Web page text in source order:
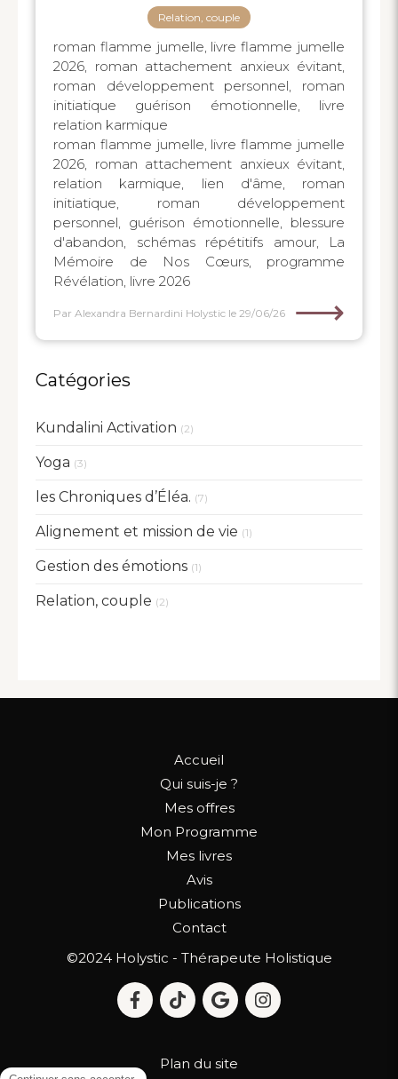
Relation, couple
roman flamme jumelle, livre flamme jumelle
2026, roman attachement anxieux évitant,
roman développement personnel, roman
initiatique guérison émotionnelle, livre
relation karmique
roman flamme jumelle, livre flamme jumelle
2026, roman attachement anxieux évitant,
relation karmique, lien d'âme, roman
initiatique, roman développement
personnel, guérison émotionnelle, blessure
d'abandon, schémas répétitifs amour, La
Mémoire de Nos Cœurs, programme
Révélation, livre 2026
Par Alexandra Bernardini Holystic le 29/06/26 ⟶
Catégories
Kundalini Activation (2)
Yoga (3)
les Chroniques d’Éléa. (7)
Alignement et mission de vie (1)
Gestion des émotions (1)
Relation, couple (2)
Accueil
Qui suis-je ?
Mes offres
Mon Programme
Mes livres
Avis
Publications
Contact
©2024 Holystic - Thérapeute Holistique
Plan du site